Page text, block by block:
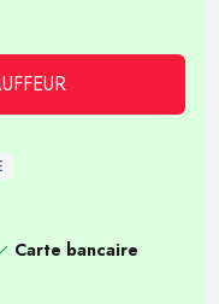
Carte bancaire